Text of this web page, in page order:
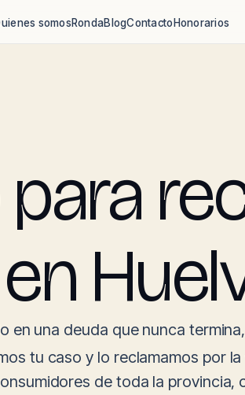
somosRondaBlogContactoHonorarios
en una deuda que nunca
tu caso y lo reclamamos por la
de toda la